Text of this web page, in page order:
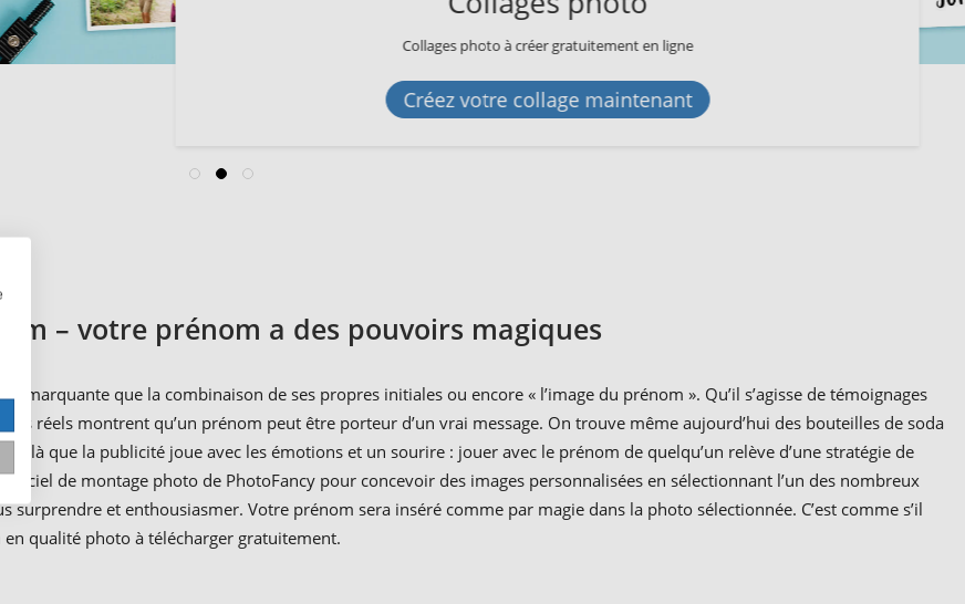
Collages photo à créer gratuitement en ligne
Créez votre collage maintenant
– votre prénom a des pouvoirs magiques
marquante que la combinaison de ses propres initiales ou encore « l’image du prénom ». Qu’il s’agisse de témoignages
réels montrent qu’un prénom peut être porteur d’un vrai message. On trouve même aujourd’hui des bouteilles de soda
que la publicité joue avec les émotions et un sourire : jouer avec le prénom de quelqu’un relève d’une stratégie de
de montage photo de PhotoFancy pour concevoir des images personnalisées en sélectionnant l’un des nombreux
et enthousiasmer. Votre prénom sera inséré comme par magie dans la photo sélectionnée. C’est comme s’il
qualité photo à télécharger gratuitement.